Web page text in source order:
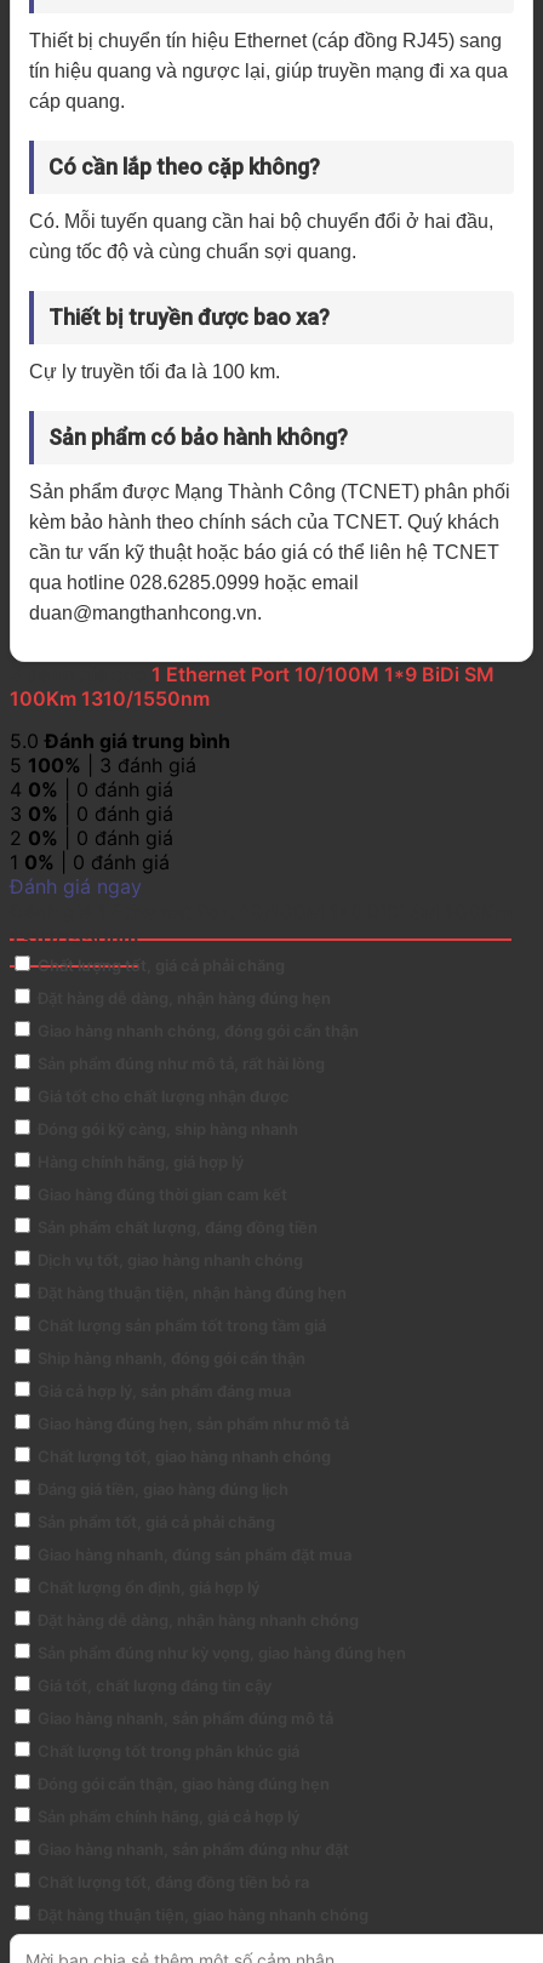
Thiết bị chuyển tín hiệu Ethernet (cáp đồng RJ45) sang
tín hiệu quang và ngược lại, giúp truyền mạng đi xa qua
cáp quang.
Có cần lắp theo cặp không?
Có. Mỗi tuyến quang cần hai bộ chuyển đổi ở hai đầu,
cùng tốc độ và cùng chuẩn sợi quang.
Thiết bị truyền được bao xa?
Cự ly truyền tối đa là 100 km.
Sản phẩm có bảo hành không?
Sản phẩm được Mạng Thành Công (TCNET) phân phối
kèm bảo hành theo chính sách của TCNET. Quý khách
cần tư vấn kỹ thuật hoặc báo giá có thể liên hệ TCNET
qua hotline 028.6285.0999 hoặc email
duan@mangthanhcong.vn.
1 Ethernet Port 10/100M 1*9 BiDi SM
100Km 1310/1550nm
5.0Đánh giá trung bình
5 100% | 3 đánh giá
4 0% | 0 đánh giá
3 0% | 0 đánh giá
2 0% | 0 đánh giá
1 0% | 0 đánh giá
Đánh giá ngay
1310/1550nm
Chất lượng tốt, giá cả phải chăng